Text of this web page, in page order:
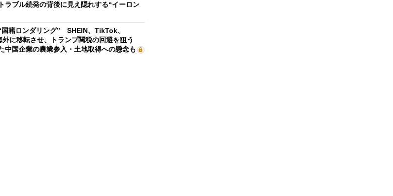
ブル続発の背後に見え隠れする“イーロン
籍ロンダリング” SHEIN、TikTok、
に移転させ、トランプ関税の回避を狙う
中国企業の農業参入・土地取得への懸念も